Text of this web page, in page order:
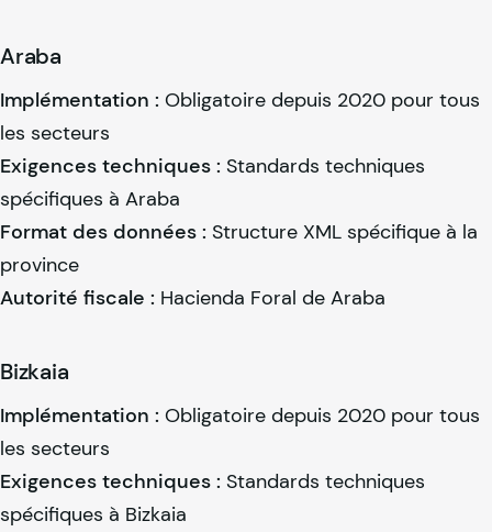
Araba
Implémentation : Obligatoire depuis 2020 pour tous
les secteurs
Exigences techniques : Standards techniques
spécifiques à Araba
Format des données : Structure XML spécifique à la
province
Autorité fiscale : Hacienda Foral de Araba
Bizkaia
Implémentation : Obligatoire depuis 2020 pour tous
les secteurs
Exigences techniques : Standards techniques
spécifiques à Bizkaia